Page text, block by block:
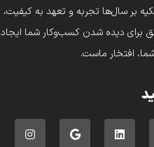
بر سال‌ها تجربه و تعهد به کیفیت،
برای دیده شدن کسب‌وکار شما ایجاد
افتخار ماست.